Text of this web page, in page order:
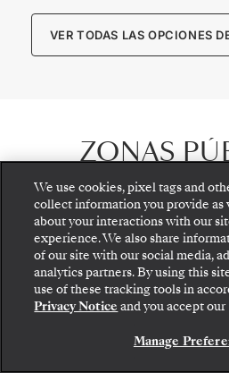
VER TODAS LAS OPCIONES
ZONAS
Suba a bordo: elija su suite y
servicios incluidos antes de
segura su viaje con Silversea.
RESERVE SU
We use cookies, pixel tags and
collect information you provide
about your interactions with our
experience. We also share
of our site with our social media,
analytics partners. By using this
use of these tracking tools in
Privacy Notice and you accept our
Manage